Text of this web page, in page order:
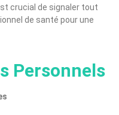
crucial de signaler tout
de santé pour une
Personnels